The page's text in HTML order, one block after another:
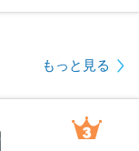
もっと見る